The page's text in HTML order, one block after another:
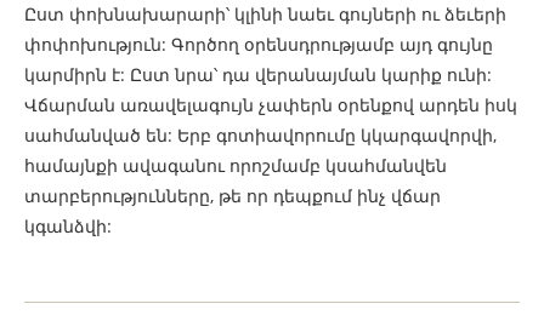
Ըստ փոխնախարարի՝ կլինի նաեւ գույների ու ձեւերի
փոփոխություն: Գործող օրենսդրությամբ այդ գույնը
կարմիրն է: Ըստ նրա՝ դա վերանայման կարիք ունի:
Վճարման առավելագույն չափերն օրենքով արդեն իսկ
սահմանված են: Երբ գոտիավորումը կկարգավորվի,
համայնքի ավագանու որոշմամբ կսահմանվեն
տարբերությունները, թե որ դեպքում ինչ վճար
կգանձվի: